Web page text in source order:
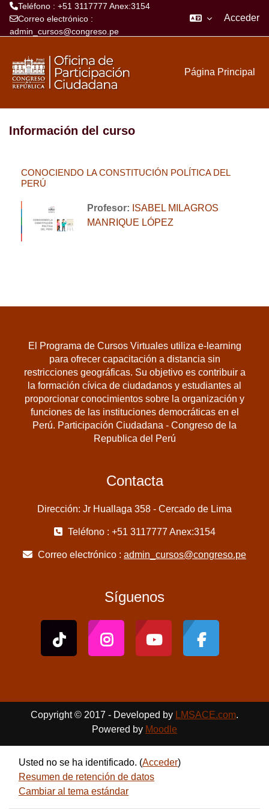
Teléfono : +51 3117777 Anex:3154
Correo electrónico :
admin_cursos@congreso.pe
Acceder
Página Principal
Información del curso
CONOCIENDO LA CONSTITUCIÓN POLÍTICA DEL
PERÚ
Profesor: ISABEL MILAGROS
MANRIQUE LÓPEZ
El Programa de Cursos Virtuales utiliza e-learning
para ofrecer capacitación a distancia sin
restricciones geográficas. Su objetivo es contribuir a
la formación cívica de ciudadanos y estudiantes al
proporcionar conocimientos sobre la organización y
funciones de las instituciones democráticas en el
Perú. Participación Ciudadana - Congreso de la
Republica del Perú
Contacta
Dirección: Jr Huallaga 358 - Cercado de Lima
Teléfono : +51 3117777 Anex:3154
Correo electrónico : admin_cursos@congreso.pe
Síguenos
Copyright © 2017 - Developed by LMSACE.com.
Powered by Moodle
Usted no se ha identificado. (Acceder)
Resumen de retención de datos
Cambiar al tema estándar